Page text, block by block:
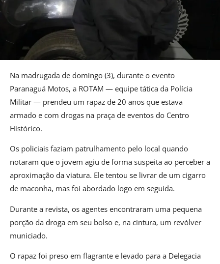
Na madrugada de domingo (3), durante o evento
Paranaguá Motos, a ROTAM — equipe tática da Polícia
Militar — prendeu um rapaz de 20 anos que estava
armado e com drogas na praça de eventos do Centro
Histórico.
Os policiais faziam patrulhamento pelo local quando
notaram que o jovem agiu de forma suspeita ao perceber a
aproximação da viatura. Ele tentou se livrar de um cigarro
de maconha, mas foi abordado logo em seguida.
Durante a revista, os agentes encontraram uma pequena
porção da droga em seu bolso e, na cintura, um revólver
municiado.
O rapaz foi preso em flagrante e levado para a Delegacia